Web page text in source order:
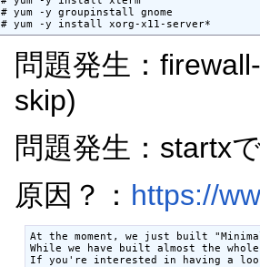
# yum -y groupinstall gnome
# yum -y install xorg-x11-server*
問題発生：
skip)
問題発生：startx
原因？： https://
At the moment, we just built
While we have built almost the
If you're interested in having a